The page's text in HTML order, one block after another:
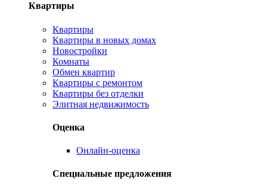
Квартиры
Квартиры
Квартиры в новых домах
Новостройки
Комнаты
Обмен квартир
Квартиры с ремонтом
Квартиры без отделки
Элитная недвижимость
Оценка
Онлайн-оценка
Специальные предложения